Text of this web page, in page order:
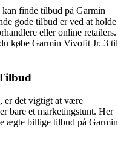
finde tilbud på Garmin
gode tilbud er ved at holde
eller online retailers.
købe Garmin Vivofit Jr. 3 til
er det vigtigt at være
bare et marketingstunt. Her
ægte billige tilbud på Garmin